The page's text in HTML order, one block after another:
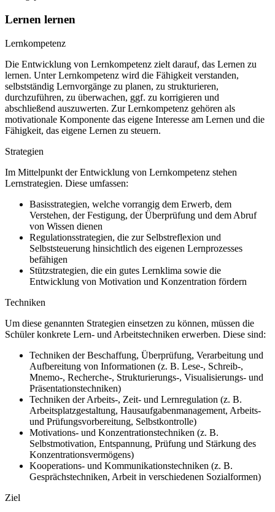
Lernen lernen
Lernkompetenz
Die Entwicklung von Lernkompetenz zielt darauf, das Lernen zu
lernen. Unter Lernkompetenz wird die Fähigkeit verstanden,
selbstständig Lernvorgänge zu planen, zu strukturieren,
durchzuführen, zu überwachen, ggf. zu korrigieren und
abschließend auszuwerten. Zur Lernkompetenz gehören als
motivationale Komponente das eigene Interesse am Lernen und die
Fähigkeit, das eigene Lernen zu steuern.
Strategien
Im Mittelpunkt der Entwicklung von Lernkompetenz stehen
Lernstrategien. Diese umfassen:
Basisstrategien, welche vorrangig dem Erwerb, dem
Verstehen, der Festigung, der Überprüfung und dem Abruf
von Wissen dienen
Regulationsstrategien, die zur Selbstreflexion und
Selbststeuerung hinsichtlich des eigenen Lernprozesses
befähigen
Stützstrategien, die ein gutes Lernklima sowie die
Entwicklung von Motivation und Konzentration fördern
Techniken
Um diese genannten Strategien einsetzen zu können, müssen die
Schüler konkrete Lern- und Arbeitstechniken erwerben. Diese sind:
Techniken der Beschaffung, Überprüfung, Verarbeitung und
Aufbereitung von Informationen (z. B. Lese-, Schreib-,
Mnemo-, Recherche-, Strukturierungs-, Visualisierungs- und
Präsentationstechniken)
Techniken der Arbeits-, Zeit- und Lernregulation (z. B.
Arbeitsplatzgestaltung, Hausaufgabenmanagement, Arbeits-
und Prüfungsvorbereitung, Selbstkontrolle)
Motivations- und Konzentrationstechniken (z. B.
Selbstmotivation, Entspannung, Prüfung und Stärkung des
Konzentrationsvermögens)
Kooperations- und Kommunikationstechniken (z. B.
Gesprächstechniken, Arbeit in verschiedenen Sozialformen)
Ziel